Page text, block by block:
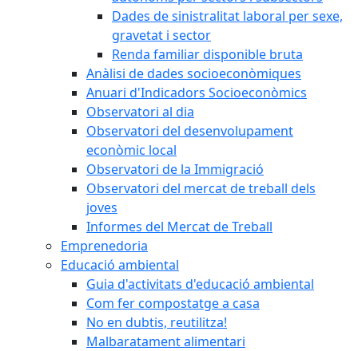
Dades de sinistralitat laboral per sexe,
gravetat i sector
Renda familiar disponible bruta
Anàlisi de dades socioeconòmiques
Anuari d'Indicadors Socioeconòmics
Observatori al dia
Observatori del desenvolupament
econòmic local
Observatori de la Immigració
Observatori del mercat de treball dels
joves
Informes del Mercat de Treball
Emprenedoria
Educació ambiental
Guia d'activitats d'educació ambiental
Com fer compostatge a casa
No en dubtis, reutilitza!
Malbaratament alimentari